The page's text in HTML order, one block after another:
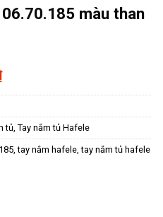
màu than
₫.
Giá
hiện
là:
84.240 ₫.
tủ, Tay nắm tủ Hafele
,tay nắm hafele,tay nắm tủ hafele